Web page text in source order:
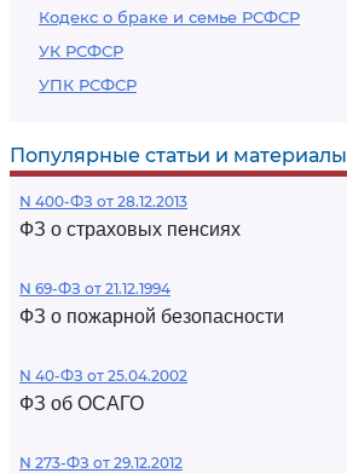
Кодекс о браке и семье РСФСР
УК РСФСР
УПК РСФСР
Популярные статьи и материалы
N 400-ФЗ от 28.12.2013
ФЗ о страховых пенсиях
N 69-ФЗ от 21.12.1994
ФЗ о пожарной безопасности
N 40-ФЗ от 25.04.2002
ФЗ об ОСАГО
N 273-ФЗ от 29.12.2012